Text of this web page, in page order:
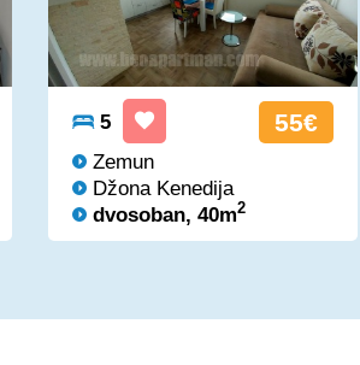
5 55€
Zemun
Džona Kenedija
dvosoban, 40m2